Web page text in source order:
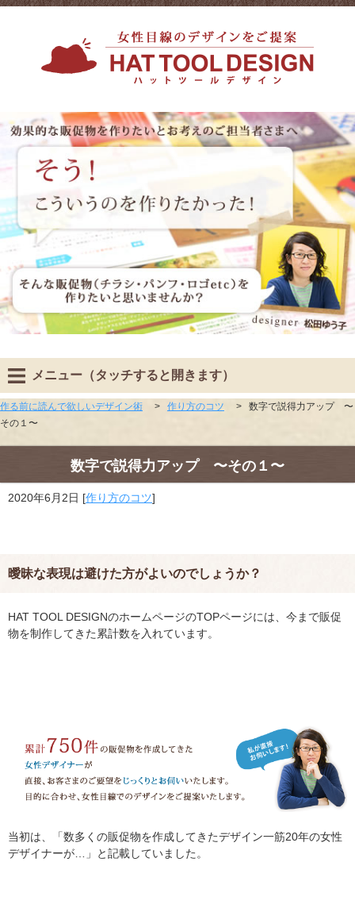
メニュー（タッチすると開きます）
作る前に読んで欲しいデザイン術 > 作り方のコツ >
数字で説得力アップ 〜
その１〜
数字で説得力アップ 〜その１〜
2020年6月2日 [作り方のコツ]
曖昧な表現は避けた方がよいのでしょうか？
HAT TOOL DESIGNのホームページのTOPページには、今まで販促
物を制作してきた累計数を入れています。
当初は、「数多くの販促物を作成してきたデザイン一筋20年の女性
デザイナーが…」と記載していました。